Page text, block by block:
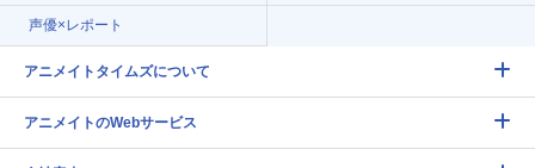
声優×レポート
アニメイトタイムズについて
アニメイトのWebサービス